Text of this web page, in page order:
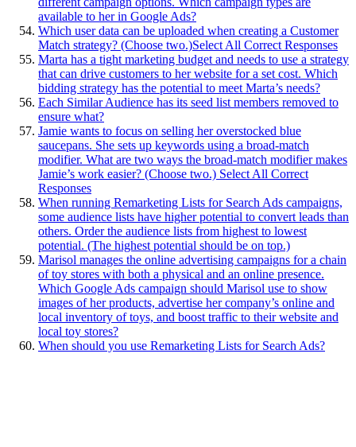
available to her in Google Ads?
Which user data can be uploaded when creating a Customer
Match strategy? (Choose two.)Select All Correct Responses
Marta has a tight marketing budget and needs to use a strategy
that can drive customers to her website for a set cost. Which
bidding strategy has the potential to meet Marta’s needs?
Each Similar Audience has its seed list members removed to
ensure what?
Jamie wants to focus on selling her overstocked blue
saucepans. She sets up keywords using a broad-match
modifier. What are two ways the broad-match modifier makes
Jamie’s work easier? (Choose two.) Select All Correct
Responses
When running Remarketing Lists for Search Ads campaigns,
some audience lists have higher potential to convert leads than
others. Order the audience lists from highest to lowest
potential. (The highest potential should be on top.)
Marisol manages the online advertising campaigns for a chain
of toy stores with both a physical and an online presence.
Which Google Ads campaign should Marisol use to show
images of her products, advertise her company’s online and
local inventory of toys, and boost traffic to their website and
local toy stores?
When should you use Remarketing Lists for Search Ads?